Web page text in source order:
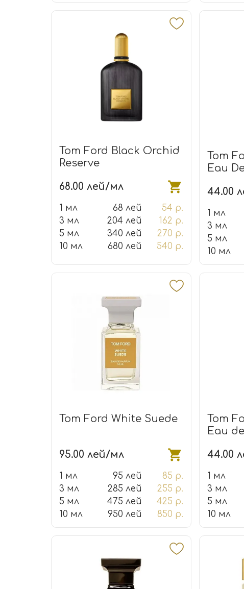
Tom Ford Black Orchid
Reserve
68.00 лей/мл
1 мл 68 лей
54 р.
3 мл
204 лей
162 р.
5 мл
340 лей
270 р.
10 мл
680 лей 540 р.
Tom
Eau
44.00
1 мл
3 мл
5 мл
10 мл
Tom Ford White Suede
95.00 лей/мл
1 мл 95 лей
85 р.
3 мл
285 лей
255 р.
5 мл
475 лей
425 р.
10 мл
950 лей 850 р.
Tom
Eau
44.00
1 мл
3 мл
5 мл
10 мл